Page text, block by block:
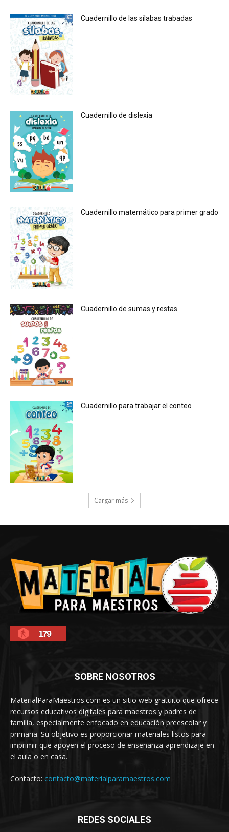
Cuadernillo de las sílabas trabadas
Cuadernillo de dislexia
Cuadernillo matemático para primer grado
Cuadernillo de sumas y restas
Cuadernillo para trabajar el conteo
Cargar más
179
SOBRE NOSOTROS
MaterialParaMaestros.com es un sitio web gratuito que ofrece
recursos educativos digitales para maestros y padres de
familia, especialmente enfocado en educación preescolar y
primaria. Su objetivo es proporcionar materiales listos para
imprimir que apoyen el proceso de enseñanza-aprendizaje en
el aula o en casa.
Contacto: contacto@materialparamaestros.com
REDES SOCIALES